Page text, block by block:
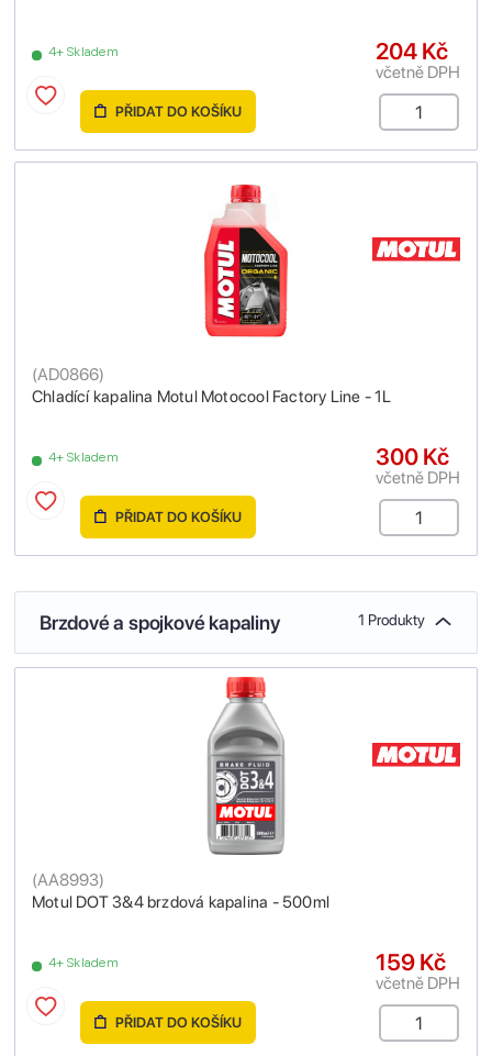
4+ Skladem 204 Kč
včetně DPH
PŘIDAT DO KOŠÍKU
Chladící kapalina Motul Motocool Factory Line - 1L
(AD0866)
4+ Skladem 300 Kč
včetně DPH
PŘIDAT DO KOŠÍKU
Brzdové a spojkové kapaliny 1 Produkty
Motul DOT 3&4 brzdová kapalina - 500ml
(AA8993)
4+ Skladem 159 Kč
včetně DPH
PŘIDAT DO KOŠÍKU